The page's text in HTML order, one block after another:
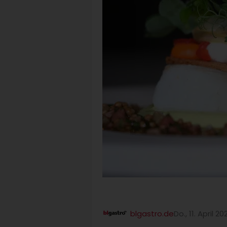
blgastro.deDo., 11. April